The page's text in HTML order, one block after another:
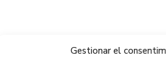
Gestionar el